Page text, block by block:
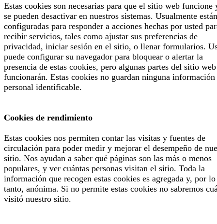
Estas cookies son necesarias para que el sitio web funcione
se pueden desactivar en nuestros sistemas. Usualmente están
configuradas para responder a acciones hechas por usted
recibir servicios, tales como ajustar sus preferencias de
privacidad, iniciar sesión en el sitio, o llenar formularios.
puede configurar su navegador para bloquear o alertar la
presencia de estas cookies, pero algunas partes del sitio
funcionarán. Estas cookies no guardan ninguna información
personal identificable.
Cookies de rendimiento
Estas cookies nos permiten contar las visitas y fuentes de
circulación para poder medir y mejorar el desempeño de
sitio. Nos ayudan a saber qué páginas son las más o menos
populares, y ver cuántas personas visitan el sitio. Toda la
información que recogen estas cookies es agregada y, por lo
tanto, anónima. Si no permite estas cookies no sabremos
visitó nuestro sitio.